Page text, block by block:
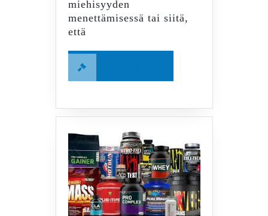
miehisyyden
menettämisessä tai siitä,
että
More